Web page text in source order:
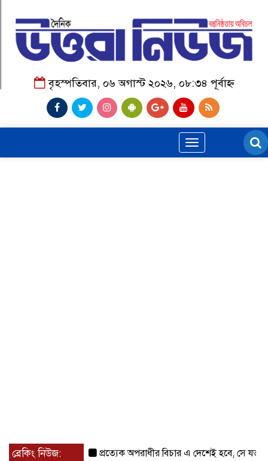
বৃহস্পতিবার, ০৬ অগাস্ট ২০২৬, ০৮:৩৪ পূর্বাহ্ন
Toggle
navigation
ব্রেকিং নিউজ: প্রত্যেক অপরাধীর বিচার এ দেশেই হবে, সে যত